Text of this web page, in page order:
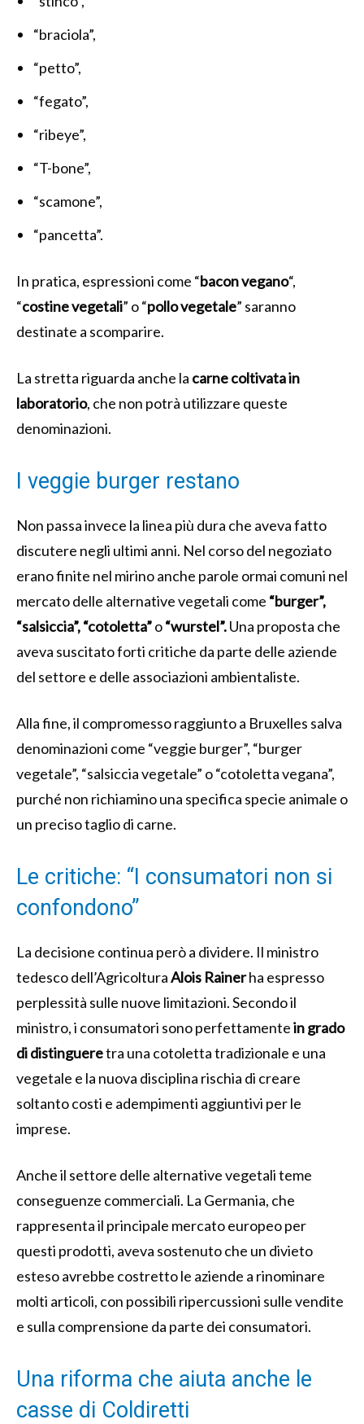
“braciola”,
“petto”,
“fegato”,
“ribeye”,
“T-bone”,
“scamone”,
“pancetta”.
In pratica, espressioni come “bacon vegano“,
“costine vegetali” o “pollo vegetale” saranno
destinate a scomparire.
La stretta riguarda anche la carne coltivata in
laboratorio, che non potrà utilizzare queste
denominazioni.
I veggie burger restano
Non passa invece la linea più dura che aveva fatto
discutere negli ultimi anni. Nel corso del negoziato
erano finite nel mirino anche parole ormai comuni nel
mercato delle alternative vegetali come “burger”,
“salsiccia”, “cotoletta”o“wurstel”.Una proposta che
aveva suscitato forti critiche da parte delle aziende
del settore e delle associazioni ambientaliste.
Alla fine, il compromesso raggiunto a Bruxelles salva
denominazioni come “veggie burger”, “burger
vegetale”, “salsiccia vegetale” o “cotoletta vegana”,
purché non richiamino una specifica specie animale o
un preciso taglio di carne.
Le critiche: “I consumatori non si
confondono”
La decisione continua però a dividere. Il ministro
tedesco dell’AgricolturaAlois Rainerha espresso
perplessità sulle nuove limitazioni. Secondo il
ministro, i consumatori sono perfettamentein grado
di distingueretra una cotoletta tradizionale e una
vegetale e la nuova disciplina rischia di creare
soltanto costi e adempimenti aggiuntivi per le
imprese.
Anche il settore delle alternative vegetali teme
conseguenze commerciali. La Germania, che
rappresenta il principale mercato europeo per
questi prodotti, aveva sostenuto che un divieto
esteso avrebbe costretto le aziende a rinominare
molti articoli, con possibili ripercussioni sulle vendite
e sulla comprensione da parte dei consumatori.
Una riforma che aiuta anche le
casse di Coldiretti